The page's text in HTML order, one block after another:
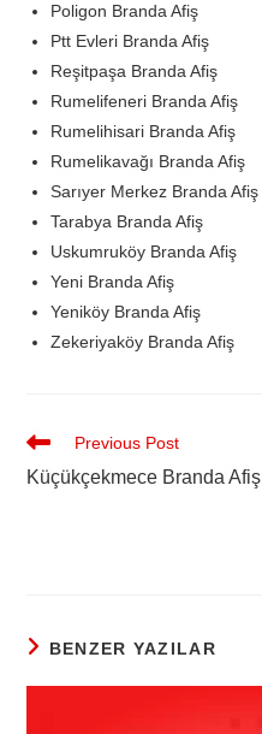
Poligon Branda Afiş
Ptt Evleri Branda Afiş
Reşitpaşa Branda Afiş
Rumelifeneri Branda Afiş
Rumelihisari Branda Afiş
Rumelikavağı Branda Afiş
Sarıyer Merkez Branda Afiş
Tarabya Branda Afiş
Uskumruköy Branda Afiş
Yeni Branda Afiş
Yeniköy Branda Afiş
Zekeriyaköy Branda Afiş
Previous Post
Küçükçekmece Branda Afiş
BENZER YAZILAR